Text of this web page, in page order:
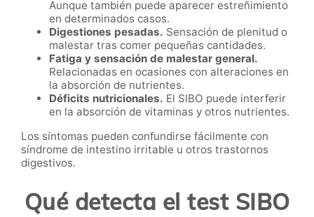
Aunque también puede aparecer estreñimiento
en determinados casos.
Digestiones pesadas. Sensación de plenitud o
malestar tras comer pequeñas cantidades.
Fatiga y sensación de malestar general.
Relacionadas en ocasiones con alteraciones en
la absorción de nutrientes.
Déficits nutricionales. El SIBO puede interferir
en la absorción de vitaminas y otros nutrientes.
Los síntomas pueden confundirse fácilmente con
síndrome de intestino irritable u otros trastornos
digestivos.
Qué detecta el test SIBO